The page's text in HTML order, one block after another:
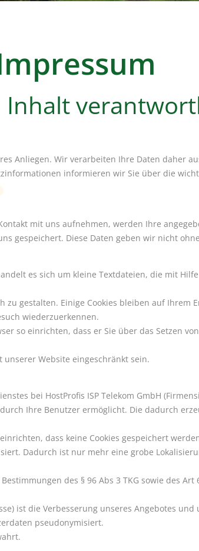
Inhalt
Anliegen. Wir verarbeiten Ihre Daten daher
informieren wir Sie über die
mit uns aufnehmen, werden Ihre
gespeichert. Diese Daten geben wir nicht
es sich um kleine Textdateien, die mit
gestalten. Einige Cookies bleiben auf Ihrem
wiederzuerkennen.
so einrichten, dass er Sie über das Setzen
unserer Website eingeschränkt sein.
bei HostProfis ISP Telekom GmbH
Ihre Benutzer ermöglicht. Die dadurch
dass keine Cookies gespeichert
Dadurch ist nur mehr eine grobe
des § 96 Abs 3 TKG sowie des
ist die Verbesserung unseres Angebotes
pseudonymisiert.